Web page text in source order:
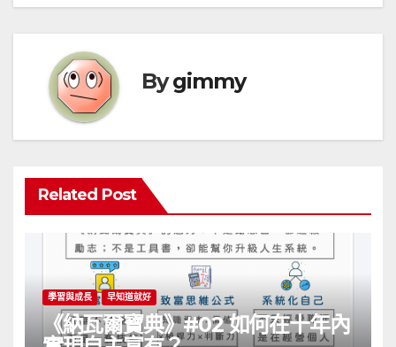
覽
Bygimmy
Related Post
學習與成長 早知道就好
《納瓦爾寶典》#02 如何在十年內